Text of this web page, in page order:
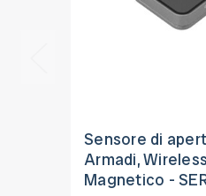
Sensore di
Armadi,
Magnetico -